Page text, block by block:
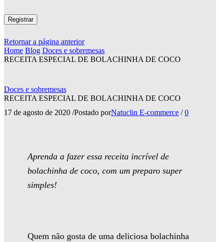
Registrar
Retornar a página anterior
Home Blog Doces e sobremesas
RECEITA ESPECIAL DE BOLACHINHA DE COCO
Doces e sobremesas
RECEITA ESPECIAL DE BOLACHINHA DE COCO
17 de agosto de 2020 /Postado porNatuclin E-commerce / 0
Aprenda a fazer essa receita incrível de
bolachinha de coco, com um preparo super
simples!
Quem não gosta de uma deliciosa bolachinha